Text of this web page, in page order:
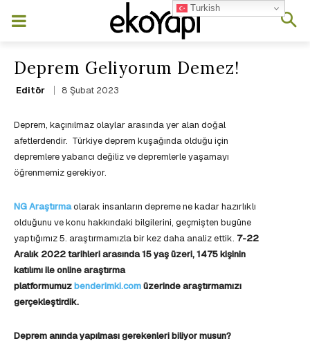
Deprem Geliyorum Demez!
Editör 8 Şubat 2023
Deprem, kaçınılmaz olaylar arasında yer alan doğal
afetlerdendir. Türkiye deprem kuşağında olduğu için
depremlere yabancı değiliz ve depremlerle yaşamayı
öğrenmemiz gerekiyor.
NG Araştırmaolarak insanların depreme ne kadar hazırlıklı
olduğunu ve konu hakkındaki bilgilerini, geçmişten bugüne
yaptığımız 5. araştırmamızla bir kez daha analiz ettik. 7-22
Aralık 2022 tarihleri arasında 15 yaş üzeri, 1475kişinin
katılımı ile online araştırma
platformumuzbenderimki.comüzerinde araştırmamızı
gerçekleştirdik.
Deprem anında yapılması gerekenleri biliyor musun?
Turkish